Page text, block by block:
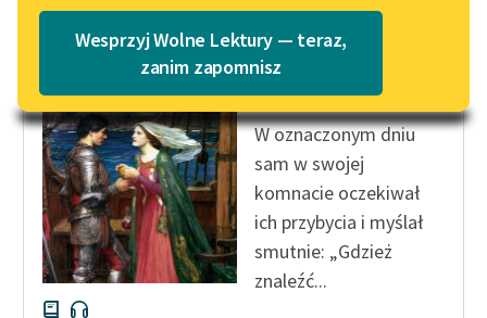
Lektury szkolne i klasyka
literatury do słuchania dla
uczennic i uczniów z
niepełnosprawnościami
E-kolekcja lektur
szkolnych i literatury do
słuchania dla uczennic i
uczniów z
niepełnosprawnościami
Katalog w formacie PDF
Wesprzyj Wolne Lektury — teraz,
zanim zapomnisz
Dzieje Tristana i
Izoldy
W oznaczonym dniu
sam w swojej
komnacie oczekiwał
ich przybycia i myślał
smutnie: „Gdzież
znaleźć...